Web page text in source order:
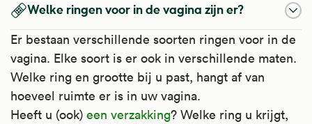
Welke ringen voor in de vagina zijn er?
Er bestaan verschillende soorten ringen voor in de
vagina. Elke soort is er ook in verschillende maten.
Welke ring en grootte bij u past, hangt af van
hoeveel ruimte er is in uw vagina.
Heeft u (ook) een verzakking? Welke ring u krijgt,